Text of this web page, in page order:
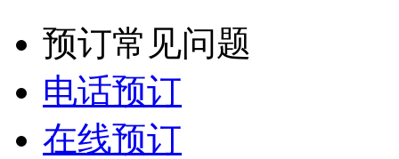
预订常见问题
电话预订
在线预订